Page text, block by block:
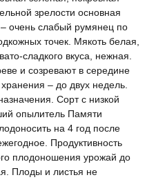
зрелости основная
очень слабый румянец по
точек. Мякоть белая,
сладкого вкуса, нежная.
и созревают в середине
– до двух недель.
Сорт с низкой
опылитель Памяти
на 4 год после
Продуктивность
плодоношения урожай до
Плоды и листья не